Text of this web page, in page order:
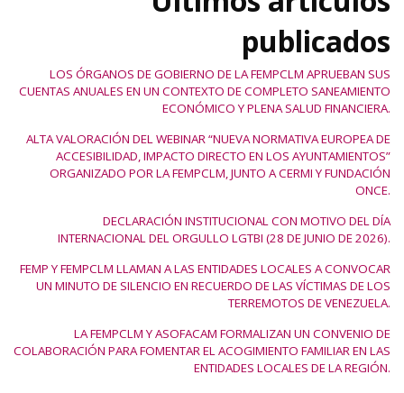
publicados
LOS ÓRGANOS DE GOBIERNO DE LA FEMPCLM APRUEBAN SUS
CUENTAS ANUALES EN UN CONTEXTO DE COMPLETO SANEAMIENTO
ECONÓMICO Y PLENA SALUD FINANCIERA.
ALTA VALORACIÓN DEL WEBINAR “NUEVA NORMATIVA EUROPEA DE
ACCESIBILIDAD, IMPACTO DIRECTO EN LOS AYUNTAMIENTOS”
ORGANIZADO POR LA FEMPCLM, JUNTO A CERMI Y FUNDACIÓN
ONCE.
DECLARACIÓN INSTITUCIONAL CON MOTIVO DEL DÍA
INTERNACIONAL DEL ORGULLO LGTBI (28 DE JUNIO DE 2026).
FEMP Y FEMPCLM LLAMAN A LAS ENTIDADES LOCALES A CONVOCAR
UN MINUTO DE SILENCIO EN RECUERDO DE LAS VÍCTIMAS DE LOS
TERREMOTOS DE VENEZUELA.
LA FEMPCLM Y ASOFACAM FORMALIZAN UN CONVENIO DE
COLABORACIÓN PARA FOMENTAR EL ACOGIMIENTO FAMILIAR EN LAS
ENTIDADES LOCALES DE LA REGIÓN.